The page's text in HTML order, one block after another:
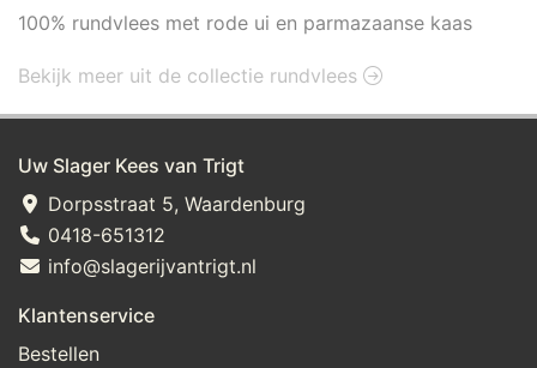
100% rundvlees met rode ui en parmazaanse kaas
Bekijk meer uit de collectie rundvlees
Uw Slager Kees van Trigt
Dorpsstraat 5, Waardenburg
0418-651312
info@slagerijvantrigt.nl
Klantenservice
Bestellen